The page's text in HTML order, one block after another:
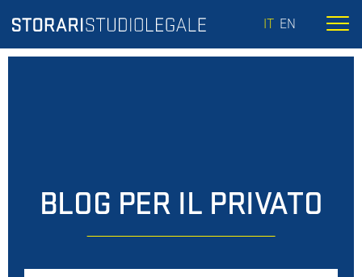
IT EN
BLOG PER IL PRIVATO